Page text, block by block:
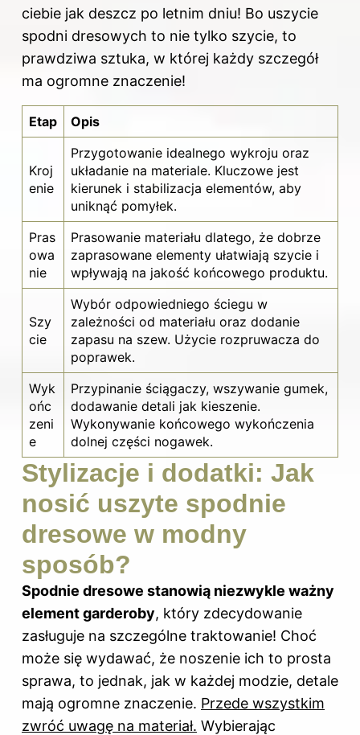
ciebie jak deszcz po letnim dniu! Bo uszycie
spodni dresowych to nie tylko szycie, to
prawdziwa sztuka, w której każdy szczegół
ma ogromne znaczenie!
Etap Opis
Kroj
enie
Przygotowanie idealnego wykroju oraz
układanie na materiale. Kluczowe jest
kierunek i stabilizacja elementów, aby
uniknąć pomyłek.
Pras
owa
nie
Prasowanie materiału dlatego, że dobrze
zaprasowane elementy ułatwiają szycie i
wpływają na jakość końcowego produktu.
Szy
cie
Wybór odpowiedniego ściegu w
zależności od materiału oraz dodanie
zapasu na szew. Użycie rozpruwacza do
poprawek.
Wyk
ońc
zeni
e
Przypinanie ściągaczy, wszywanie gumek,
dodawanie detali jak kieszenie.
Wykonywanie końcowego wykończenia
dolnej części nogawek.
Stylizacje i dodatki: Jak
nosić uszyte spodnie
dresowe w modny
sposób?
Spodnie dresowe stanowią niezwykle ważny
element garderoby, który zdecydowanie
zasługuje na szczególne traktowanie! Choć
może się wydawać, że noszenie ich to prosta
sprawa, to jednak, jak w każdej modzie, detale
mają ogromne znaczenie. Przede wszystkim
zwróć uwagę na materiał. Wybierając